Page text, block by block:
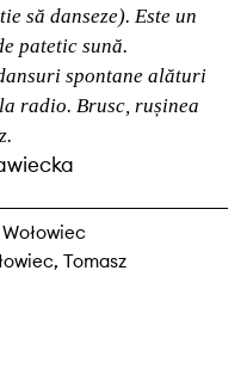
să danseze). Este un
patetic sună.
spontane alături
radio. Brusc, rușinea
Tomasz